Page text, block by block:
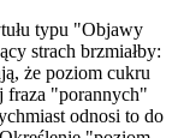
typu "Objawy
strach brzmiałby:
że poziom cukru
fraza "porannych"
odnosi to do